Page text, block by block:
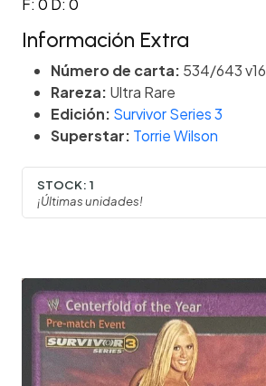
F: 0 D: 0
Información Extra
Número de carta: 534/643 v16
Rareza: Ultra Rare
Edición: Survivor Series 3
Superstar: Torrie Wilson
STOCK: 1
¡Últimas unidades!